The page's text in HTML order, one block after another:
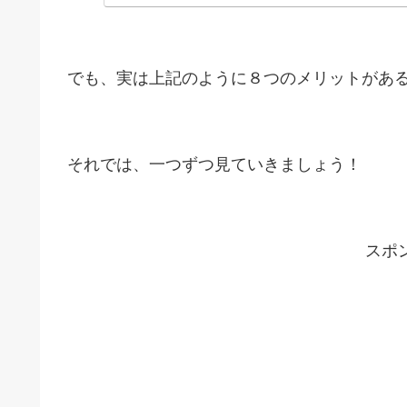
でも、実は上記のように８つのメリットがあ
それでは、一つずつ見ていきましょう！
スポ